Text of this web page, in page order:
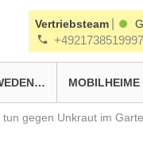
Vertriebsteam
+4921738519997
SCHWEDENHÄUSER MOBILHEIME
tun gegen Unkraut im